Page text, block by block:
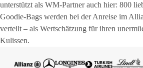
unterstützt als WM-Partner auch hier: 800
Goodie-Bags werden bei der Anreise im
verteilt – als Wertschätzung für ihren
Kulissen.